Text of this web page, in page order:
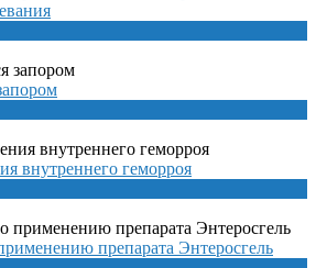
внутреннего геморроя
препарата Энтеросгель